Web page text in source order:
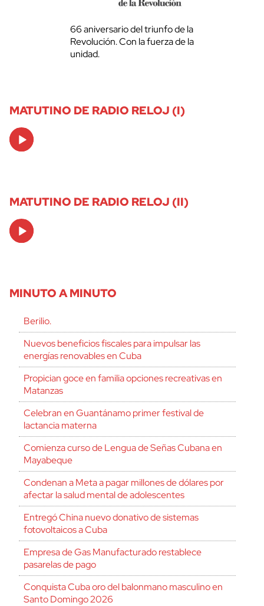
66 aniversario del triunfo de la
Revolución. Con la fuerza de la
unidad.
MATUTINO DE RADIO RELOJ (I)
Audio
Player
MATUTINO DE RADIO RELOJ (II)
Audio
Player
MINUTO A MINUTO
Berilio.
Nuevos beneficios fiscales para impulsar las
energías renovables en Cuba
Propician goce en familia opciones recreativas en
Matanzas
Celebran en Guantánamo primer festival de
lactancia materna
Comienza curso de Lengua de Señas Cubana en
Mayabeque
Condenan a Meta a pagar millones de dólares por
afectar la salud mental de adolescentes
Entregó China nuevo donativo de sistemas
fotovoltaicos a Cuba
Empresa de Gas Manufacturado restablece
pasarelas de pago
Conquista Cuba oro del balonmano masculino en
Santo Domingo 2026